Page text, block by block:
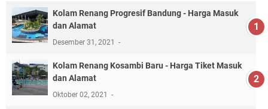
Kolam Renang Progresif Bandung - Harga Masuk
dan Alamat
Desember 31, 2021
Kolam Renang Kosambi Baru - Harga Tiket Masuk
dan Alamat
Oktober 02, 2021